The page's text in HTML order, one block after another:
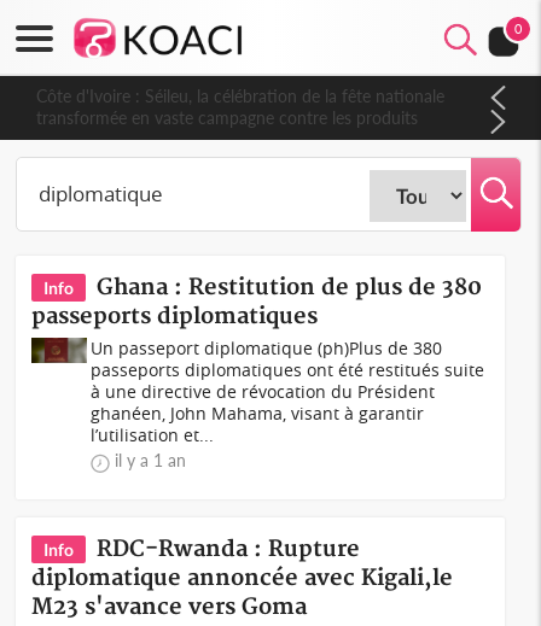
0
Côte d'Ivoire : Séileu, la célébration de la fête nationale
transformée en vaste campagne contre les produits
dépigmentants dangereux
Info
Ghana : Restitution de plus de 380
passeports diplomatiques
Un passeport diplomatique (ph)Plus de 380
passeports diplomatiques ont été restitués suite
à une directive de révocation du Président
ghanéen, John Mahama, visant à garantir
l’utilisation et...
il y a 1 an
Info
RDC-Rwanda : Rupture
diplomatique annoncée avec Kigali,le
M23 s'avance vers Goma